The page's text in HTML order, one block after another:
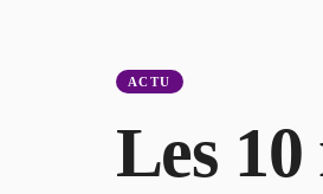
ACTU
Les